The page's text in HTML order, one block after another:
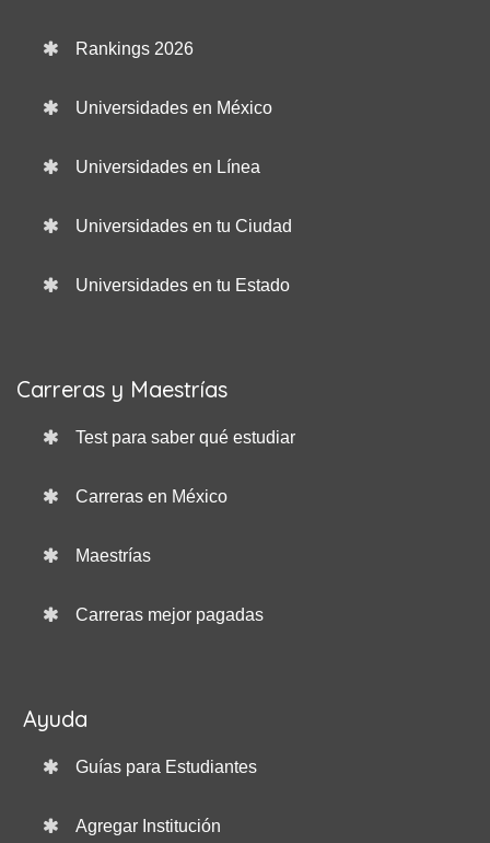
Rankings 2026
Universidades en México
Universidades en Línea
Universidades en tu Ciudad
Universidades en tu Estado
Carreras y Maestrías
Test para saber qué estudiar
Carreras en México
Maestrías
Carreras mejor pagadas
Ayuda
Guías para Estudiantes
Agregar Institución